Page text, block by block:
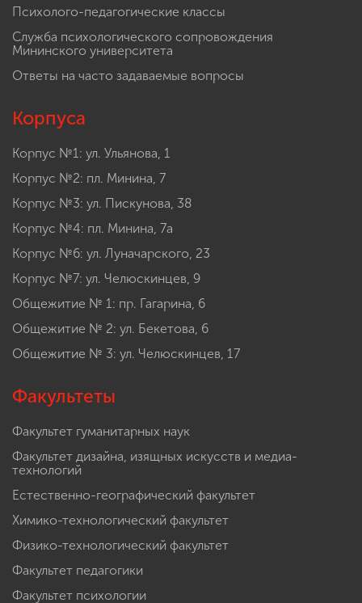
Психолого-педагогические классы
Служба психологического сопровождения
Мининского университета
Ответы на часто задаваемые вопросы
Корпуса
Корпус №1: ул. Ульянова, 1
Корпус №2: пл. Минина, 7
Корпус №3: ул. Пискунова, 38
Корпус №4: пл. Минина, 7а
Корпус №6: ул. Луначарского, 23
Корпус №7: ул. Челюскинцев, 9
Общежитие № 1: пр. Гагарина, 6
Общежитие № 2: ул. Бекетова, 6
Общежитие № 3: ул. Челюскинцев, 17
Факультеты
Факультет гуманитарных наук
Факультет дизайна, изящных искусств и медиа-
технологий
Естественно-географический факультет
Химико-технологический факультет
Физико-технологический факультет
Факультет педагогики
Факультет психологии